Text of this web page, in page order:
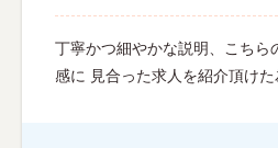
丁寧かつ細やかな説明、こちら
感に 見合った求人を紹介頂けた